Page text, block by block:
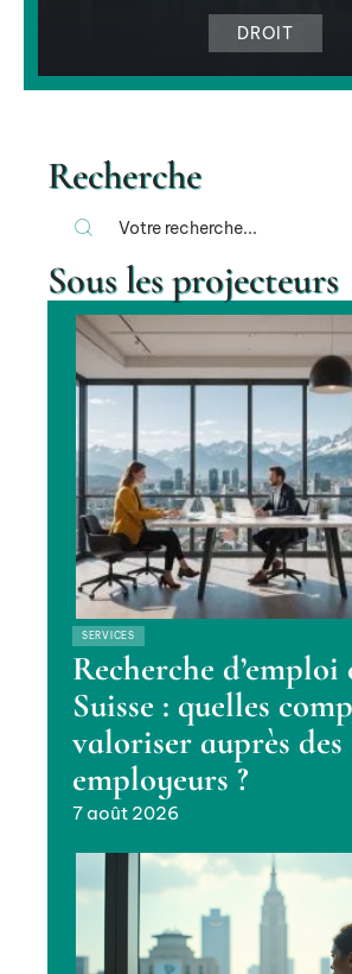
DROIT
Recherche
Sous les projecteurs
SERVICES
Recherche d’emploi
Suisse : quelles
valoriser auprès des
employeurs ?
7 août 2026